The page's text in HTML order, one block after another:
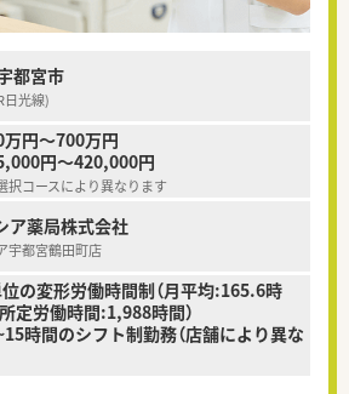
都宮市
日光線)
円～700万円
円～420,000円
コースにより異なります
ア薬局株式会社
宇都宮鶴田町店
の変形労働時間制（月平均:165.6時
定労働時間:1,988時間）
時間のシフト制勤務（店舗により異な